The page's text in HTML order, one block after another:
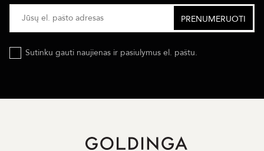
Sutinku gauti naujienas ir pasiulymus el. paštu.